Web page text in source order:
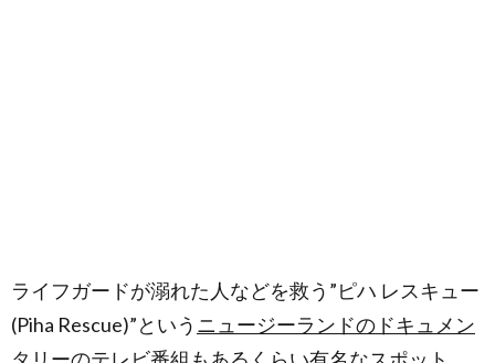
ライフガードが溺れた人などを救う”ピハ レスキュー
(Piha Rescue)”という ニュージーランドのドキュメン